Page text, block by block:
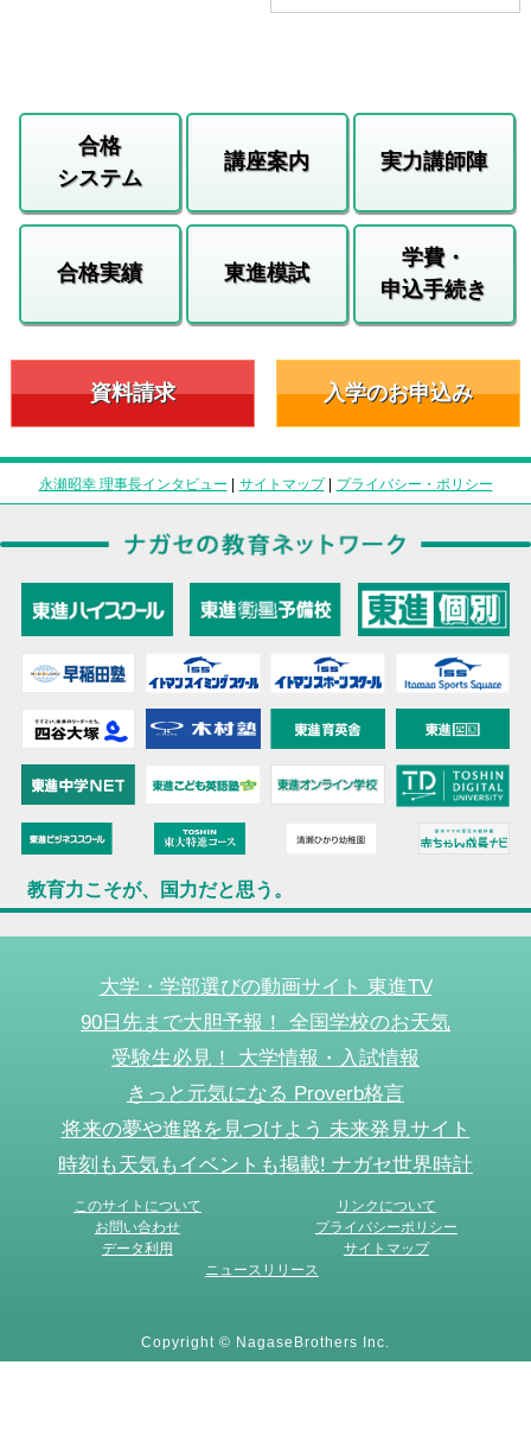
合格
システム
講座案内 実力講師陣
合格実績 東進模試
学費・
申込手続き
資料請求 入学のお申込み
永瀬昭幸 理事長インタビュー | サイトマップ| プライバシー・ポリシー
教育力こそが、国力だと思う。
大学・学部選びの動画サイト 東進TV
90日先まで大胆予報！ 全国学校のお天気
受験生必見！ 大学情報・入試情報
きっと元気になる Proverb格言
将来の夢や進路を見つけよう 未来発見サイト
時刻も天気もイベントも掲載! ナガセ世界時計
このサイトについて
リンクについて
お問い合わせ
プライバシーポリシー
データ利用
サイトマップ
ニュースリリース
Copyright © NagaseBrothers Inc.